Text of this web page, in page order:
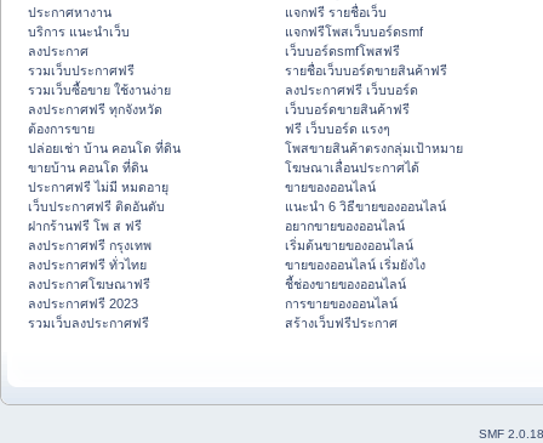
ประกาศหางาน
บริการ แนะนำเว็บ
ลงประกาศ
รวมเว็บประกาศฟรี
รวมเว็บซื้อขาย ใช้งานง่าย
ลงประกาศฟรี ทุกจังหวัด
ต้องการขาย
ปล่อยเช่า บ้าน คอนโด ที่ดิน
ขายบ้าน คอนโด ที่ดิน
ประกาศฟรี ไม่มี หมดอายุ
เว็บประกาศฟรี ติดอันดับ
ฝากร้านฟรี โพ ส ฟรี
ลงประกาศฟรี กรุงเทพ
ลงประกาศฟรี ทั่วไทย
ลงประกาศโฆษณาฟรี
ลงประกาศฟรี 2023
รวมเว็บลงประกาศฟรี
แจกฟรี รายชื่อเว็บ
แจกฟรีโพสเว็บบอร์ดsmf
เว็บบอร์ดsmfโพสฟรี
รายชื่อเว็บบอร์ดขายสินค้าฟรี
ลงประกาศฟรี เว็บบอร์ด
เว็บบอร์ดขายสินค้าฟรี
ฟรี เว็บบอร์ด แรงๆ
โพสขายสินค้าตรงกลุ่มเป้าหมาย
โฆษณาเลื่อนประกาศได้
ขายของออนไลน์
แนะนำ 6 วิธีขายของออนไลน์
อยากขายของออนไลน์
เริ่มต้นขายของออนไลน์
ขายของออนไลน์ เริ่มยังไง
ชี้ช่องขายของออนไลน์
การขายของออนไลน์
สร้างเว็บฟรีประกาศ
SMF 2.0.18